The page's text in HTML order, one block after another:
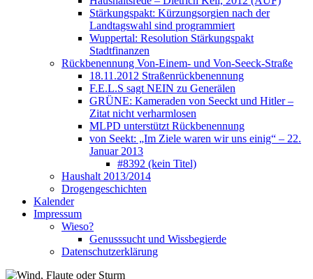
Stärkungspakt: Kürzungsorgien nach der
Landtagswahl sind programmiert
Wuppertal: Resolution Stärkungspakt
Stadtfinanzen
Rückbenennung Von-Einem- und Von-Seeck-Straße
18.11.2012 Straßenrückbenennung
F.E.L.S sagt NEIN zu Generälen
GRÜNE: Kameraden von Seeckt und Hitler –
Zitat nicht verharmlosen
MLPD unterstützt Rückbenennung
von Seekt: „Im Ziele waren wir uns einig“ – 22.
Januar 2013
#8392 (kein Titel)
Haushalt 2013/2014
Drogengeschichten
Kalender
Impressum
Wieso?
Genusssucht und Wissbegierde
Datenschutzerklärung